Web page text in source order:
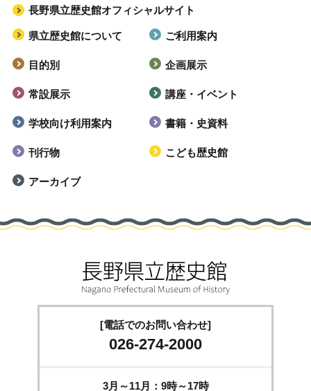
長野県立歴史館オフィシャルサイト
県立歴史館について ご利用案内
目的別 企画展示
常設展示 講座・イベント
学校向け利用案内 書籍・史資料
刊行物 こども歴史館
アーカイブ
[電話でのお問い合わせ]
026-274-2000
3月～11月：9時～17時